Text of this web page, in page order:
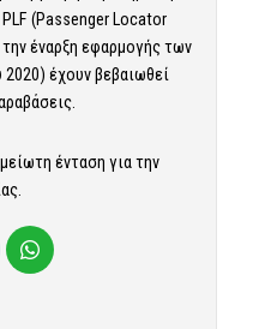
(Passenger Locator
έναρξη εφαρμογής των
έχουν βεβαιωθεί
ένταση για την